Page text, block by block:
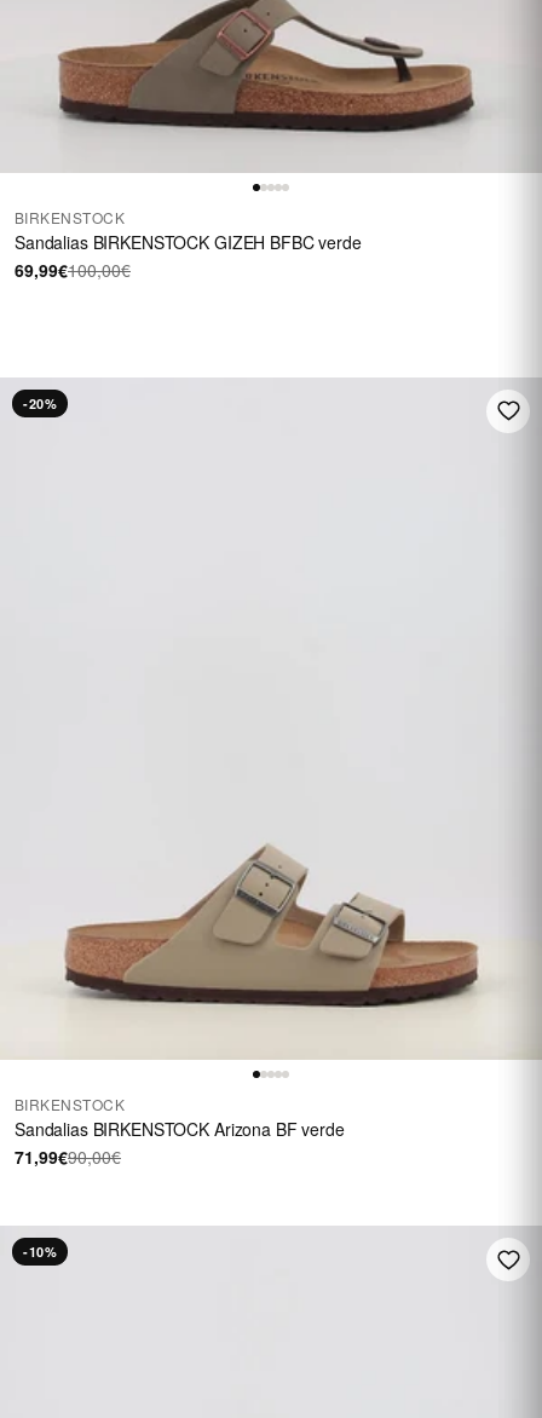
BIRKENSTOCK
Sandalias BIRKENSTOCK GIZEH BFBC verde
69,99€100,00€
-20%
BIRKENSTOCK
Sandalias BIRKENSTOCK Arizona BF verde
71,99€90,00€
-10%